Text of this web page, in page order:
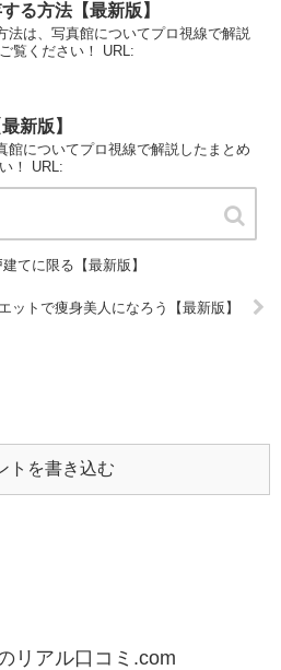
る方法【最新版】
法は、写真館についてプロ視線で解説
覧ください！ URL:
新版】
館についてプロ視線で解説したまとめ
！ URL:
てに限る【最新版】
ットで痩身美人になろう【最新版】
トを書き込む
リアル口コミ.com